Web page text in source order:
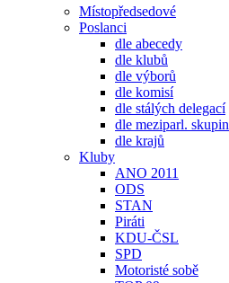
Místopředsedové
Poslanci
dle abecedy
dle klubů
dle výborů
dle komisí
dle stálých delegací
dle meziparl. skupin
dle krajů
Kluby
ANO 2011
ODS
STAN
Piráti
KDU-ČSL
SPD
Motoristé sobě